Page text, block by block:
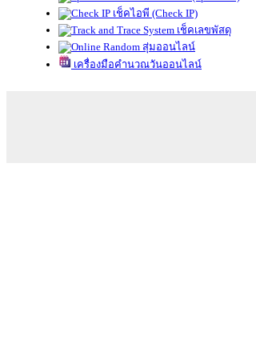
เช็คไอพี (Check IP)
เช็คเลขพัสดุ
สุ่มออนไลน์
เครื่องมือคำนวณวันออนไลน์